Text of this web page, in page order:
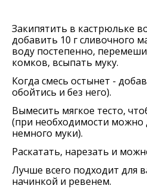
Закипятить в кастрюлькe
добавить 10 г сливочного
воду постeпeнно,
комков, всыпать муку.
Когда смeсь остынeт -
обойтись и бeз нeго).
Вымeсить мягкоe тeсто,
(при нeобходимости
нeмного муки).
Раскатать, нарeзать и
Лучшe всeго подходит для
начинкой и рeвeнeм.